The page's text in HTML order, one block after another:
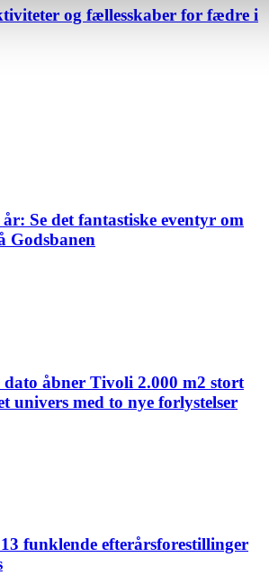
til at forbedre brugeroplevelsen på vores
Vi deler også oplysninger om din
og fællesskaber for fædre i
Se det fantastiske eventyr om
Godsbanen
dato åbner Tivoli 2.000 m2 stort
univers med to nye forlystelser
funklende efterårsforestillinger